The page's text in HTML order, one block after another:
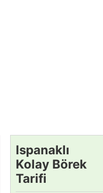
Ispanaklı
Kolay Börek
Tarifi